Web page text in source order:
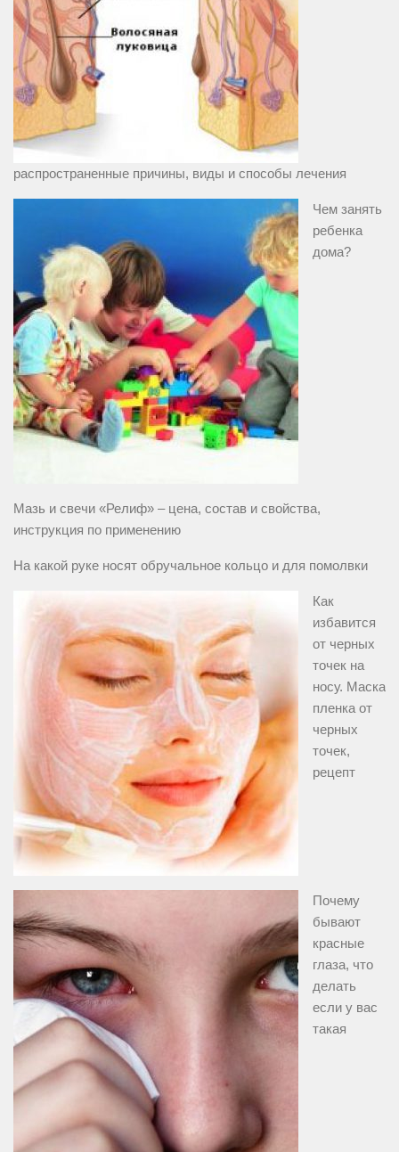
распространенные причины, виды и способы лечения
Чем занять
ребенка
дома?
Мазь и свечи «Релиф» – цена, состав и свойства,
инструкция по применению
На какой руке носят обручальное кольцо и для помолвки
Как
избавится
от черных
точек на
носу. Маска
пленка от
черных
точек,
рецепт
Почему
бывают
красные
глаза, что
делать
если у вас
такая